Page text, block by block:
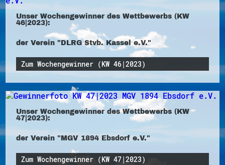
Unser Wochengewinner des Wettbewerbs (KW
46|2023):
der Verein "DLRG Stvb. Kassel e.V."
Zum Wochengewinner (KW 46|2023)
Unser Wochengewinner des Wettbewerbs (KW
47|2023):
der Verein "MGV 1894 Ebsdorf e.V."
Zum Wochengewinner (KW 47|2023)